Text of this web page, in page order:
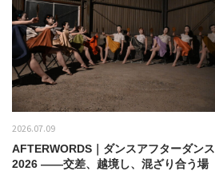
2026.07.09
AFTERWORDS｜ダンスアフターダンス
2026 ——交差、越境し、混ざり合う場